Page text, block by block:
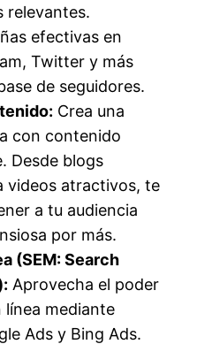
relevantes.
efectivas en
Twitter y más
de seguidores.
Crea una
con contenido
Desde blogs
videos atractivos, te
a tu audiencia
por más.
(SEM: Search
Aprovecha el poder
línea mediante
Ads y Bing Ads.